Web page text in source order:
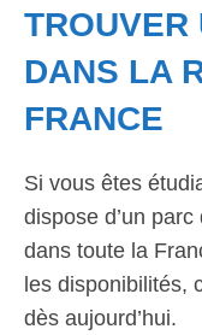
TROUVER
DANS LA
FRANCE
Si vous êtes
dispose d’un
dans toute la
les disponibilités,
dès aujourd’hui.